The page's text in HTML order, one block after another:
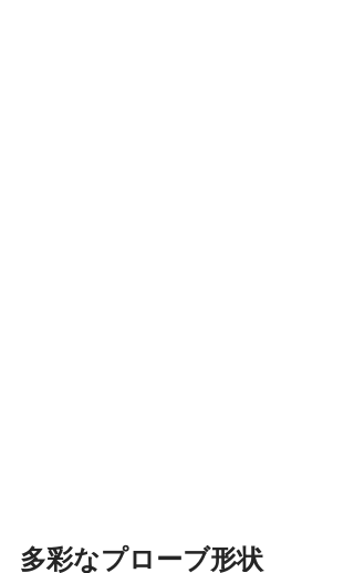
多彩なプローブ形状